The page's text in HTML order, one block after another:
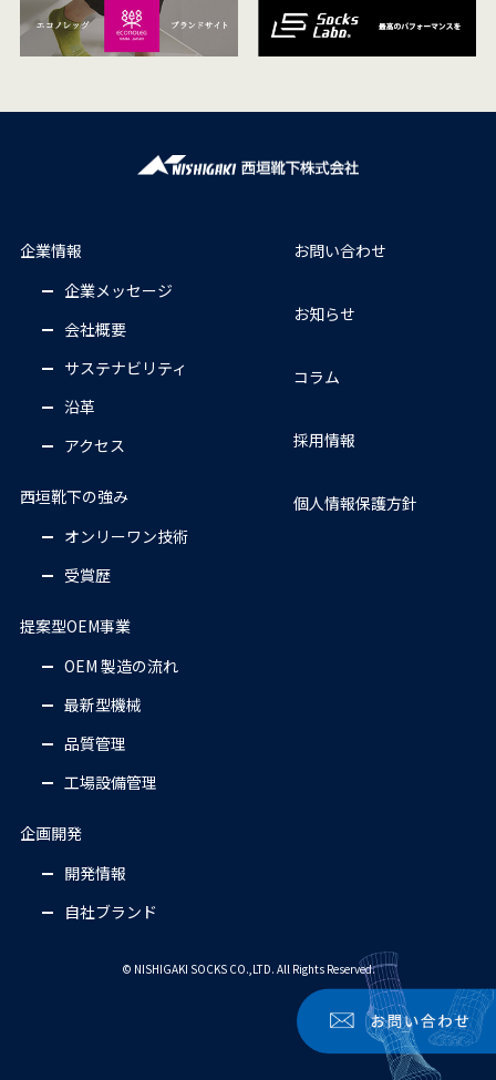
企業情報
企業メッセージ
会社概要
サステナビリティ
沿革
アクセス
西垣靴下の強み
オンリーワン技術
受賞歴
提案型OEM事業
OEM 製造の流れ
最新型機械
品質管理
工場設備管理
企画開発
開発情報
自社ブランド
お問い合わせ
お知らせ
コラム
採用情報
個人情報保護方針
© NISHIGAKI SOCKS CO.,LTD. All Rights Reserved.